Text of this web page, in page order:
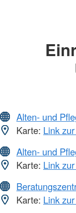
Alten- und
Karte: Link
Alten- und
Karte: Link
Karte: Link